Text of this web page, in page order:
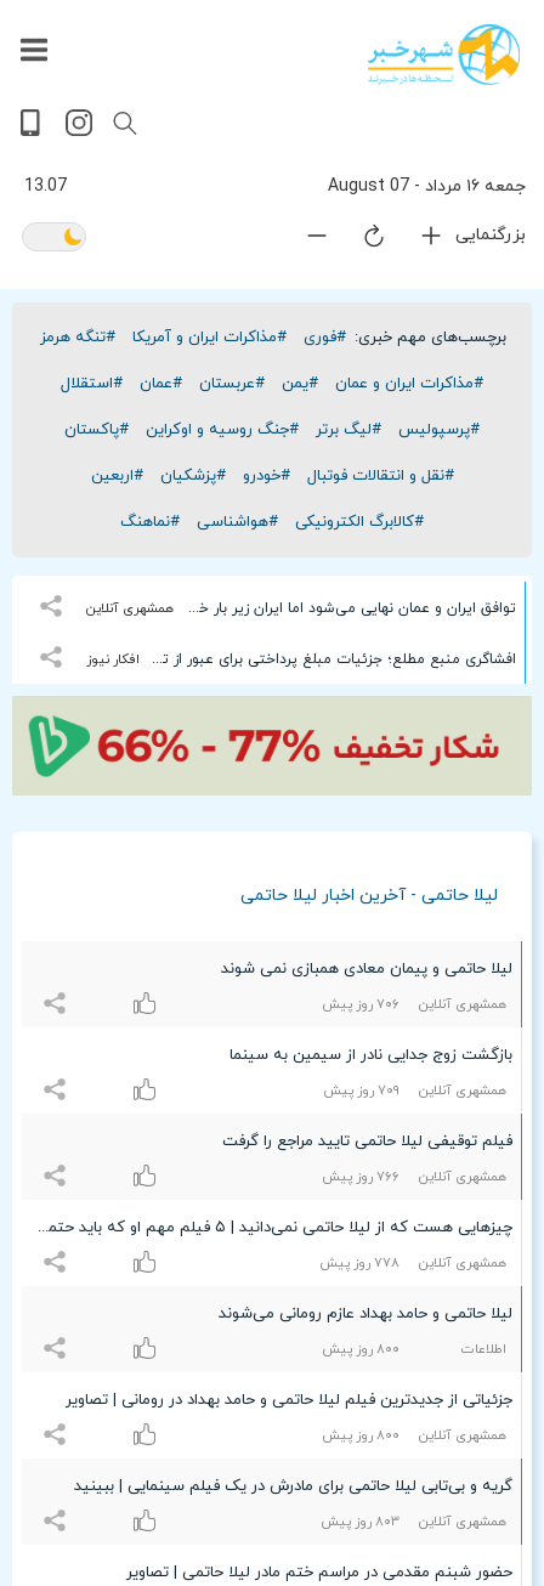
جمعه ۱۶ مرداد - 07 August 13.07
بزرگنمایی
پربیننده‌ترین
اخبار
آخرین
اخبار
پخش
داغ
ترین
سیاسی
ورزشی
اقتصادی
حوادث
گوناگون
تصویری
سلامت
جهان
فرهنگی
ویدیویی
بازار
برچسب‌های مهم خبری: #فوری #مذاکرات ایران و آمریکا #تنگه هرمز
#مذاکرات ایران و عمان #یمن #عربستان #عمان #استقلال
#پرسپولیس #لیگ برتر #جنگ روسیه و اوکراین #پاکستان
#نقل و انتقالات فوتبال #خودرو #پزشکیان #اربعین
#کالابرگ الکترونیکی #هواشناسی #نماهنگ
همشهری آنلاین توافق ایران و عمان نهایی می‌شود اما ایران زیر بار خواسته‌های ترامپ نمی‌رود
افکار نیوز افشاگری منبع مطلع؛ جزئیات مبلغ پرداختی برای عبور از تنگه هرمز
لیلا حاتمی - آخرین اخبار لیلا حاتمی
لیلا حاتمی و پیمان معادی همبازی نمی شوند
همشهری آنلاین ۷۰۶ روز پیش
بازگشت زوج جدایی نادر از سیمین به سینما
همشهری آنلاین ۷۰٩ روز پیش
فیلم توقیفی لیلا حاتمی تایید مراجع را گرفت
همشهری آنلاین ۷۶۶ روز پیش
چیزهایی هست که از لیلا حاتمی نمی‌دانید | ۵ فیلم مهم او که باید حتما ببینید
همشهری آنلاین ۷۷۸ روز پیش
لیلا حاتمی و حامد بهداد عازم رومانی می‌شوند
اطلاعات ۸۰۰ روز پیش
جزئیاتی از جدیدترین فیلم لیلا حاتمی و حامد بهداد در رومانی |‌ تصاویر
همشهری آنلاین ۸۰۰ روز پیش
گریه و بی‌تابی لیلا حاتمی برای مادرش در یک فیلم سینمایی | ببینید
همشهری آنلاین ۸۰٣ روز پیش
حضور شبنم مقدمی در مراسم ختم مادر لیلا حاتمی | تصاویر